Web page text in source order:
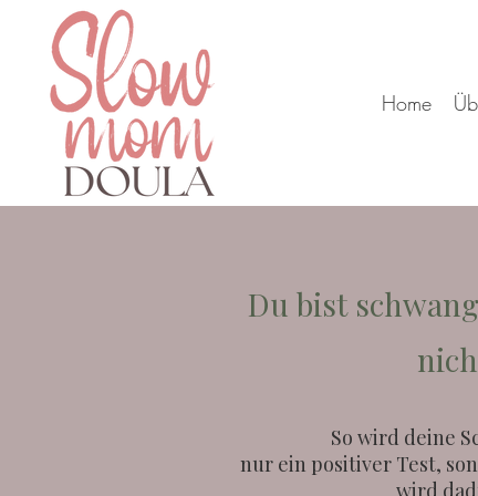
Home
Du bist
So wird deine
nur ein positiver Test,
wird